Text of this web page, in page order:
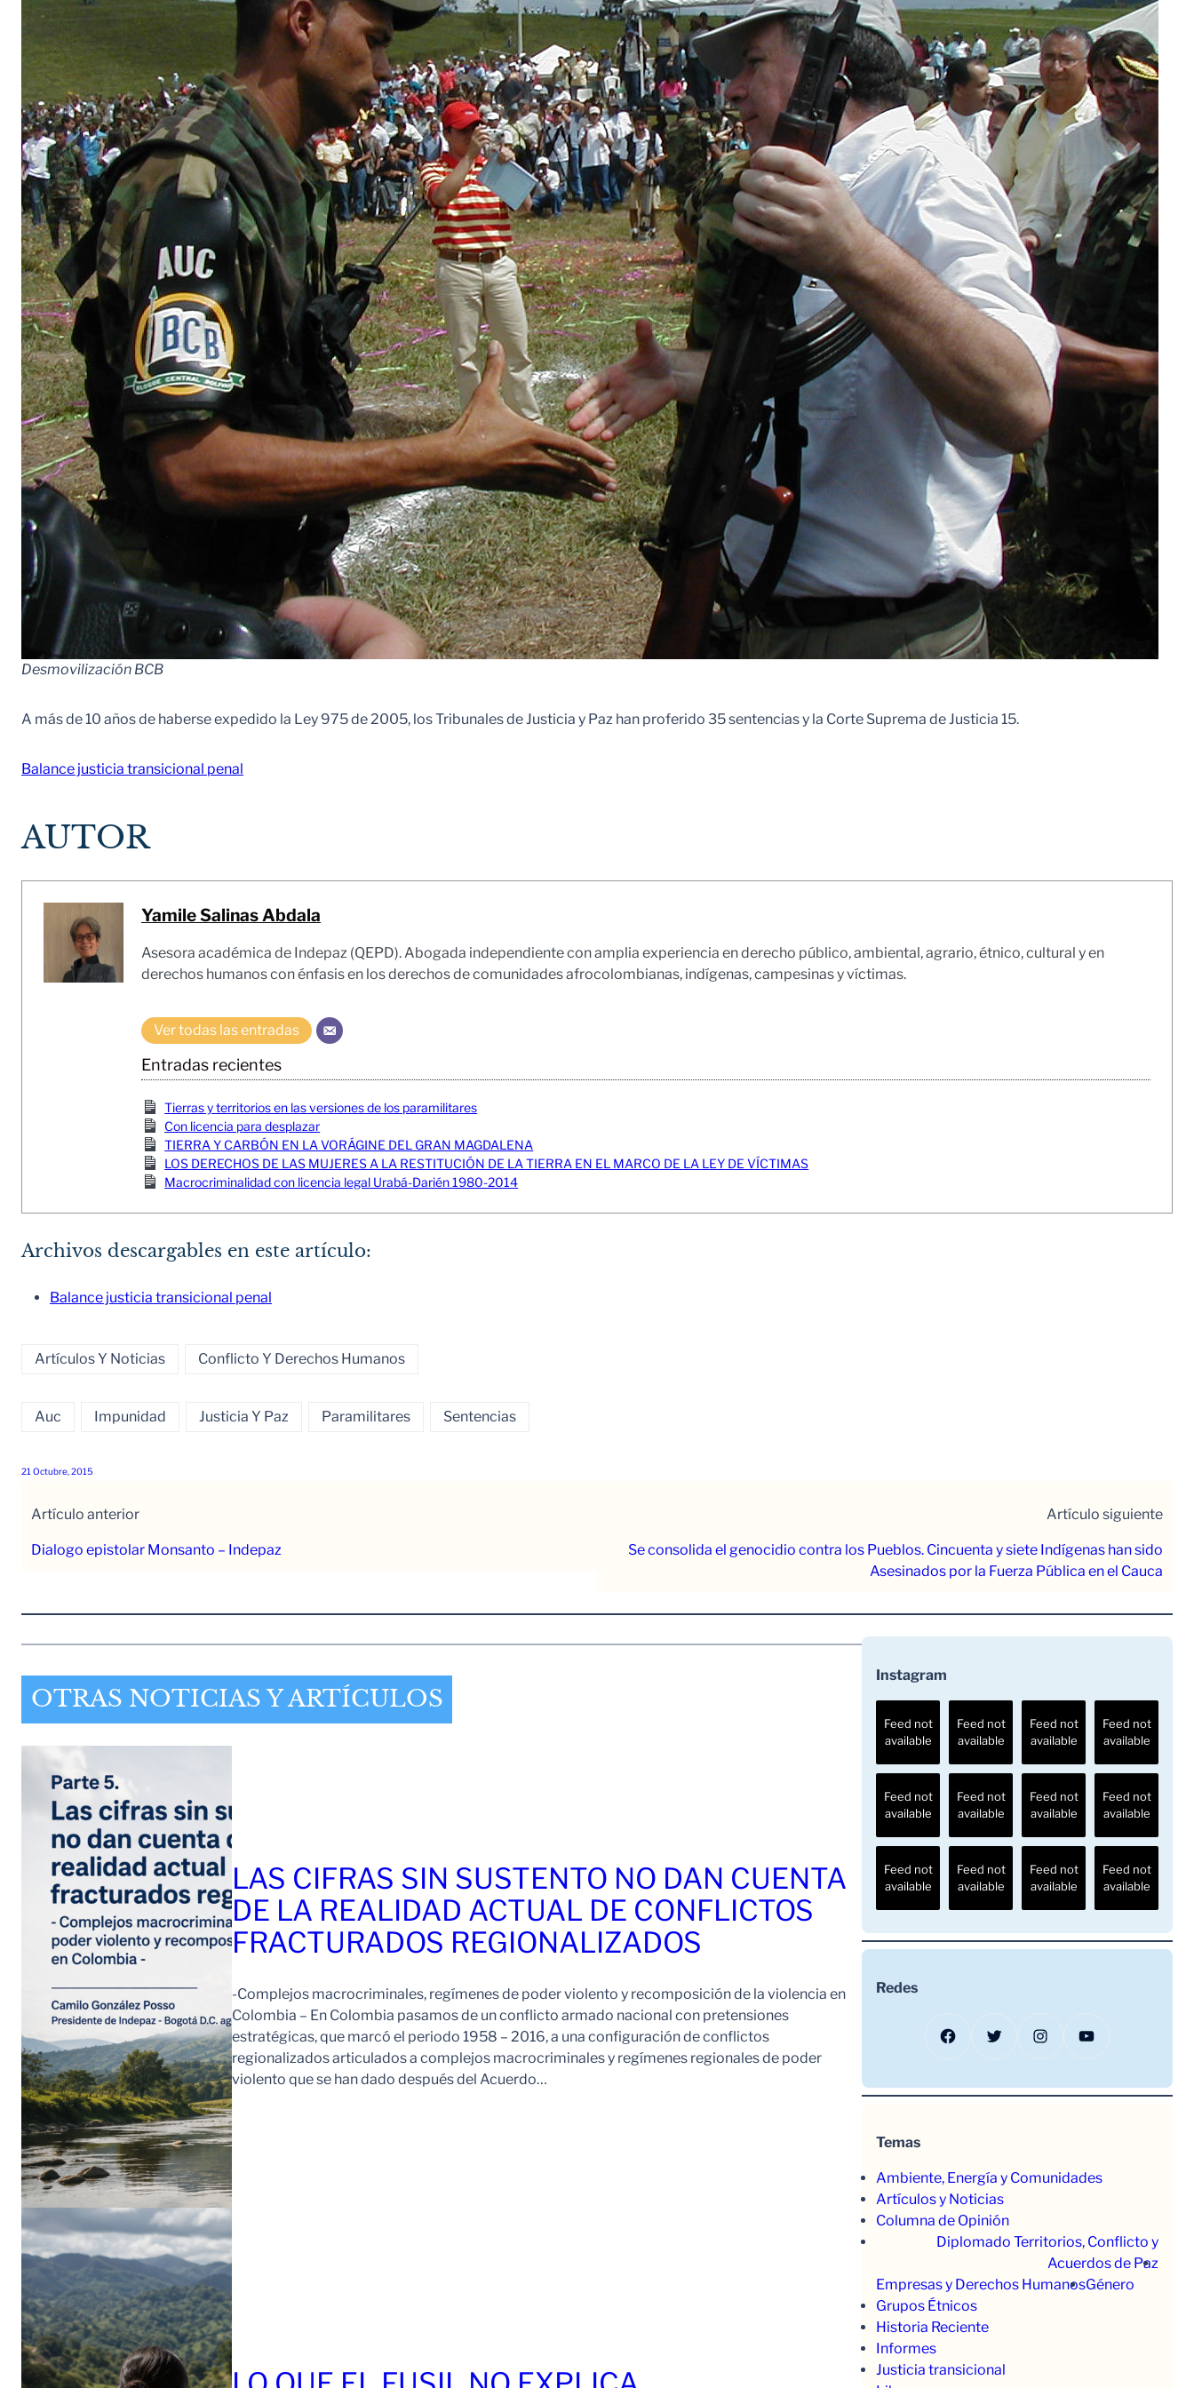
Desmovilización BCB
A más de 10 años de haberse expedido la Ley 975 de 2005, los Tribunales de Justicia y Paz han proferido 35 sentencias y la Corte Suprema de Justicia 15.
Balance justicia transicional penal
AUTOR
Yamile Salinas Abdala
Asesora académica de Indepaz (QEPD). Abogada independiente con amplia experiencia en derecho público, ambiental, agrario, étnico, cultural y en
derechos humanos con énfasis en los derechos de comunidades afrocolombianas, indígenas, campesinas y víctimas.
Ver todas las entradas
Entradas recientes
Tierras y territorios en las versiones de los paramilitares
Con licencia para desplazar
TIERRA Y CARBÓN EN LA VORÁGINE DEL GRAN MAGDALENA
LOS DERECHOS DE LAS MUJERES A LA RESTITUCIÓN DE LA TIERRA EN EL MARCO DE LA LEY DE VÍCTIMAS
Macrocriminalidad con licencia legal Urabá-Darién 1980-2014
Archivos descargables en este artículo:
Balance justicia transicional penal
Artículos Y Noticias Conflicto Y Derechos Humanos
Auc Impunidad Justicia Y Paz Paramilitares Sentencias
21 Octubre, 2015
Artículo anterior
Dialogo epistolar Monsanto – Indepaz
Artículo siguiente
Se consolida el genocidio contra los Pueblos. Cincuenta y siete Indígenas han sido
Asesinados por la Fuerza Pública en el Cauca
OTRAS NOTICIAS Y ARTÍCULOS
LAS CIFRAS SIN SUSTENTO NO DAN CUENTA
DE LA REALIDAD ACTUAL DE CONFLICTOS
FRACTURADOS REGIONALIZADOS
-Complejos macrocriminales, regímenes de poder violento y recomposición de la violencia en
Colombia – En Colombia pasamos de un conflicto armado nacional con pretensiones
estratégicas, que marcó el periodo 1958 – 2016, a una configuración de conflictos
regionalizados articulados a complejos macrocriminales y regímenes regionales de poder
violento que se han dado después del Acuerdo…
Instagram
Feed not
available
Feed not
available
Feed not
available
Feed not
available
Feed not
available
Feed not
available
Feed not
available
Feed not
available
Feed not
available
Feed not
available
Feed not
available
Feed not
available
Redes
Facebook Twitter Instagram YouTube
Temas
Ambiente, Energía y Comunidades
Artículos y Noticias
Columna de Opinión
Diplomado Territorios, Conflicto y
Acuerdos de Paz
Empresas y Derechos HumanosGénero
Grupos Étnicos
Historia Reciente
Informes
Justicia transicional